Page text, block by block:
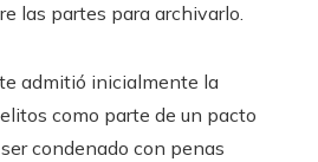
las partes para archivarlo.
admitió inicialmente la
como parte de un pacto
condenado con penas